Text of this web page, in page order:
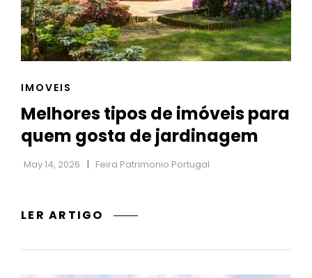
CAT
IMOVEIS
Melhores tipos de imóveis para
quem gosta de jardinagem
May 14, 2026 Feira Patrimonio Portugal
LER ARTIGO MELHORES
DE